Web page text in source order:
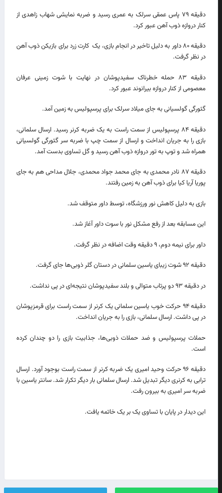
دقیقه ۷۹ پاس عمقی سرلک به عمری رسید و ضربه نمایشی شهاب زاهدی از
کنار دروازه ذوب آهن عبور کرد.
دقیقه ۸۰ داور به دلیل تاخیر در انجام بازی، یک کارت زرد برای بازیکن ذوب آهن
در نظر گرفت.
دقیقه ۸۳ حمله خطرناک سفیدپوشان در نهایت با شوت زمینی عرفان
معصومی از کنار دروازه بیرانوند عبور کرد.
گئورگی گولسیانی به جای میلاد سرلک برای پرسپولیس به زمین آمد.
دقیقه ۸۴ پرسپولیس از سمت راست به یک ضربه کرنر رسید. ارسال سلمانی،
بازی را به جریان انداخت و ارسال از سمت چپ با ضربه سر گئورگی گولسیانی
همراه شد و توپ به تور دروازه ذوب آهن رسید و گل تساوی بدست آمد.
دقیقه ۸۷ نادر محمدی به جای محمد جواد محمدی، جلال مداحی هم به جای
پوریا آریا کیا برای ذوب آهن به زمین رفتند.
بازی به دلیل کاهش نور ورزشگاه، توسط داور متوقف شد.
این مسابقه بعد از رفع مشکل نور با سوت داور آغاز شد.
داور برای نیمه دوم، ۹ دقیقه وقت اضافه در نظر گرفت.
دقیقه ۹۲ شوت زیبای یاسین سلمانی در دستان گلر ذوبی‌ها جای گرفت.
در دقیقه ۹۳ دو پرتاب متوالی و بلند سفیدپوشان نتیجه‌ای در پی نداشت.
دقیقه ۹۴ حرکت خوب یاسین سلمانی یک کرنر از سمت راست برای قرمزپوشان
در پی داشت. ارسال سلمانی، بازی را به جریان انداخت.
حملات پرسپولیس و ضد حملات ذوبی‌ها، جذابیت بازی را دو چندان کرده
است.
دقیقه ۹۶ حرکت وحید امیری یک ضربه کرنر از سمت راست بوجود آورد. ارسال
ترابی به کرنری دیگر تبدیل شد. ارسال سلمانی بار دیگر تکرار شد. سانتر یاسین با
ضربه سر امیری به بیرون رفت.
این دیدار در پایان با تساوی یک بر یک خاتمه یافت.